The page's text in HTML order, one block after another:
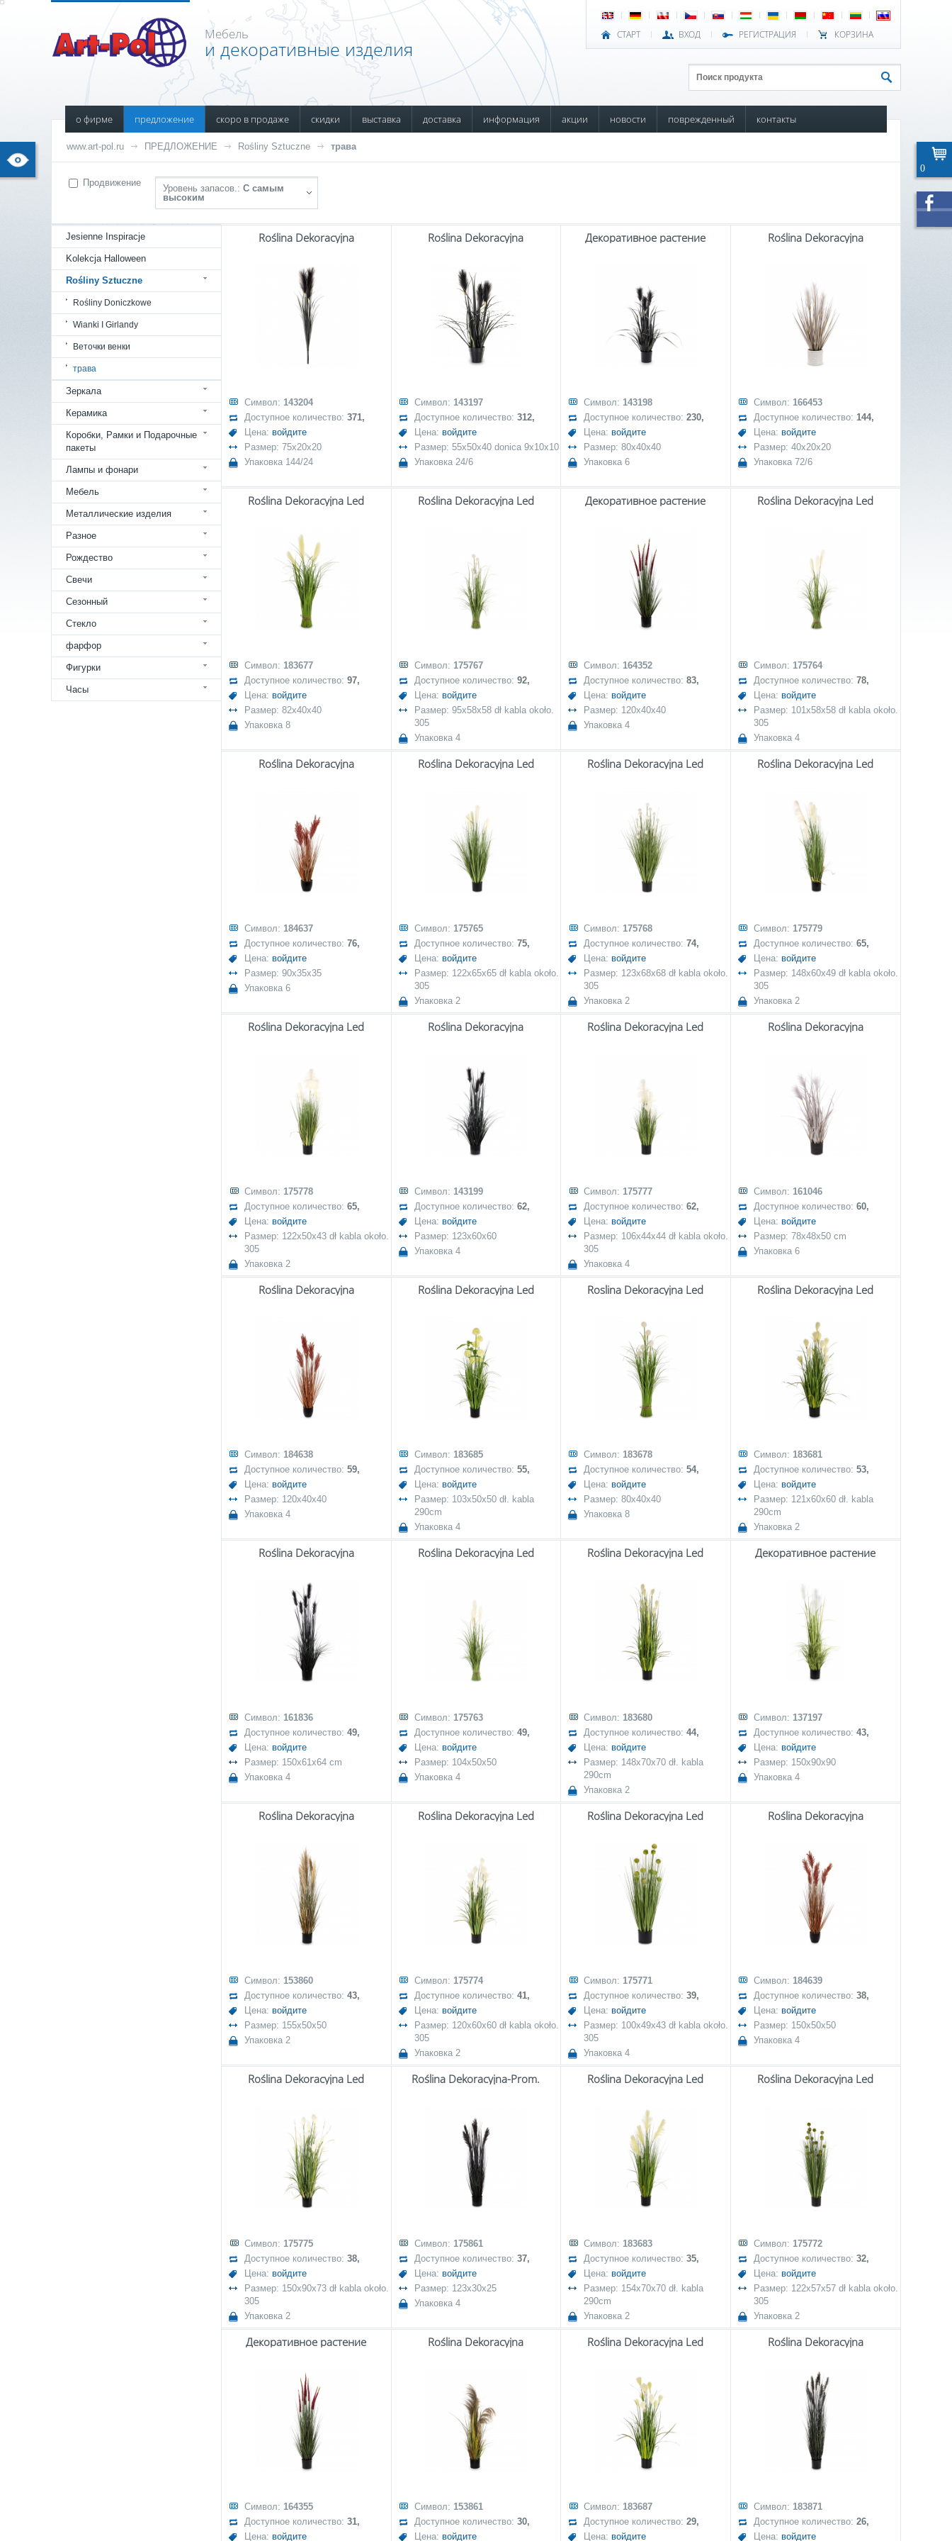
СТАРТ ВХОД РЕГИСТРАЦИЯ КОРЗИНА
Мебель
и декоративные изделия
о фирме предложение скоро в продаже скидки выставка доставка информация акции новости поврежденный контакты
www.art-pol.ru ПРЕДЛОЖЕНИЕ Rośliny Sztuczne трава
Продвижение
Уровень запасов.: С самым
высоким
Jesienne Inspiracje
Kolekcja Halloween
Rośliny Sztuczne
Rośliny Doniczkowe
Wianki I Girlandy
Веточки венки
трава
Зеркала
Керамика
Коробки, Рамки и Подарочные
пакеты
Лампы и фонари
Мебель
Металлические изделия
Разное
Рождество
Свечи
Сезонный
Стекло
фарфор
Фигурки
Часы
Roślina Dekoracyjna
Символ: 143204
Доступное количество: 371,
Цена: войдите
Размер: 75x20x20
Упаковка 144/24
Roślina Dekoracyjna
Символ: 143197
Доступное количество: 312,
Цена: войдите
Размер: 55x50x40 donica 9x10x10
Упаковка 24/6
Декоративное растение
Символ: 143198
Доступное количество: 230,
Цена: войдите
Размер: 80x40x40
Упаковка 6
Roślina Dekoracyjna
Символ: 166453
Доступное количество: 144,
Цена: войдите
Размер: 40x20x20
Упаковка 72/6
Roślina Dekoracyjna Led
Символ: 183677
Доступное количество: 97,
Цена: войдите
Размер: 82x40x40
Упаковка 8
Roślina Dekoracyjna Led
Символ: 175767
Доступное количество: 92,
Цена: войдите
Размер: 95x58x58 dł kabla około.
305
Упаковка 4
Декоративное растение
Символ: 164352
Доступное количество: 83,
Цена: войдите
Размер: 120x40x40
Упаковка 4
Roślina Dekoracyjna Led
Символ: 175764
Доступное количество: 78,
Цена: войдите
Размер: 101x58x58 dł kabla około.
305
Упаковка 4
Roślina Dekoracyjna
Символ: 184637
Доступное количество: 76,
Цена: войдите
Размер: 90x35x35
Упаковка 6
Roślina Dekoracyjna Led
Символ: 175765
Доступное количество: 75,
Цена: войдите
Размер: 122x65x65 dł kabla około.
305
Упаковка 2
Roślina Dekoracyjna Led
Символ: 175768
Доступное количество: 74,
Цена: войдите
Размер: 123x68x68 dł kabla około.
305
Упаковка 2
Roślina Dekoracyjna Led
Символ: 175779
Доступное количество: 65,
Цена: войдите
Размер: 148x60x49 dł kabla około.
305
Упаковка 2
Roślina Dekoracyjna Led
Символ: 175778
Доступное количество: 65,
Цена: войдите
Размер: 122x50x43 dł kabla około.
305
Упаковка 2
Roślina Dekoracyjna
Символ: 143199
Доступное количество: 62,
Цена: войдите
Размер: 123x60x60
Упаковка 4
Roślina Dekoracyjna Led
Символ: 175777
Доступное количество: 62,
Цена: войдите
Размер: 106x44x44 dł kabla około.
305
Упаковка 4
Roślina Dekoracyjna
Символ: 161046
Доступное количество: 60,
Цена: войдите
Размер: 78x48x50 cm
Упаковка 6
Roślina Dekoracyjna
Символ: 184638
Доступное количество: 59,
Цена: войдите
Размер: 120x40x40
Упаковка 4
Roślina Dekoracyjna Led
Символ: 183685
Доступное количество: 55,
Цена: войдите
Размер: 103x50x50 dł. kabla
290cm
Упаковка 4
Roslina Dekoracyjna Led
Символ: 183678
Доступное количество: 54,
Цена: войдите
Размер: 80x40x40
Упаковка 8
Roślina Dekoracyjna Led
Символ: 183681
Доступное количество: 53,
Цена: войдите
Размер: 121x60x60 dł. kabla
290cm
Упаковка 2
Roślina Dekoracyjna
Символ: 161836
Доступное количество: 49,
Цена: войдите
Размер: 150x61x64 cm
Упаковка 4
Roślina Dekoracyjna Led
Символ: 175763
Доступное количество: 49,
Цена: войдите
Размер: 104x50x50
Упаковка 4
Roślina Dekoracyjna Led
Символ: 183680
Доступное количество: 44,
Цена: войдите
Размер: 148x70x70 dł. kabla
290cm
Упаковка 2
Декоративное растение
Символ: 137197
Доступное количество: 43,
Цена: войдите
Размер: 150x90x90
Упаковка 4
Roślina Dekoracyjna
Символ: 153860
Доступное количество: 43,
Цена: войдите
Размер: 155x50x50
Упаковка 2
Roślina Dekoracyjna Led
Символ: 175774
Доступное количество: 41,
Цена: войдите
Размер: 120x60x60 dł kabla około.
305
Упаковка 2
Roślina Dekoracyjna Led
Символ: 175771
Доступное количество: 39,
Цена: войдите
Размер: 100x49x43 dł kabla około.
305
Упаковка 4
Roślina Dekoracyjna
Символ: 184639
Доступное количество: 38,
Цена: войдите
Размер: 150x50x50
Упаковка 4
Roślina Dekoracyjna Led
Символ: 175775
Доступное количество: 38,
Цена: войдите
Размер: 150x90x73 dł kabla około.
305
Упаковка 2
Roślina Dekoracyjna-Prom.
Символ: 175861
Доступное количество: 37,
Цена: войдите
Размер: 123x30x25
Упаковка 4
Roślina Dekoracyjna Led
Символ: 183683
Доступное количество: 35,
Цена: войдите
Размер: 154x70x70 dł. kabla
290cm
Упаковка 2
Roślina Dekoracyjna Led
Символ: 175772
Доступное количество: 32,
Цена: войдите
Размер: 122x57x57 dł kabla około.
305
Упаковка 2
Декоративное растение
Символ: 164355
Доступное количество: 31,
Цена: войдите
Roślina Dekoracyjna
Символ: 153861
Доступное количество: 30,
Цена: войдите
Roślina Dekoracyjna Led
Символ: 183687
Доступное количество: 29,
Цена: войдите
Roślina Dekoracyjna
Символ: 183871
Доступное количество: 26,
Цена: войдите
0